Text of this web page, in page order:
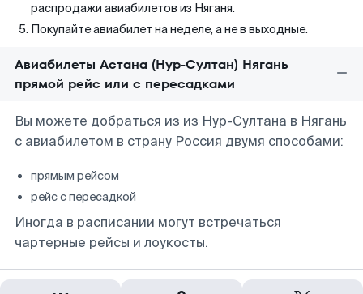
распродажи авиабилетов из Няганя.
Покупайте авиабилет на неделе, а не в выходные.
Авиабилеты Астана (Нур-Султан) Нягань
прямой рейс или с пересадками
Вы можете добраться из из Нур-Султана в Нягань
с авиабилетом в страну Россия двумя способами:
прямым рейсом
рейс с пересадкой
Иногда в расписании могут встречаться
чартерные рейсы и лоукосты.